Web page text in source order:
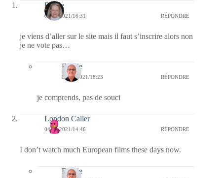
Renée
04/05/2021/16:31 RÉPONDRE
je viens d’aller sur le site mais il faut s’inscrire alors non
je ne vote pas…
Bernie
04/05/2021/18:23 RÉPONDRE
je comprends, pas de souci
London Caller
04/05/2021/14:46 RÉPONDRE
I don’t watch much European films these days now.
Bernie